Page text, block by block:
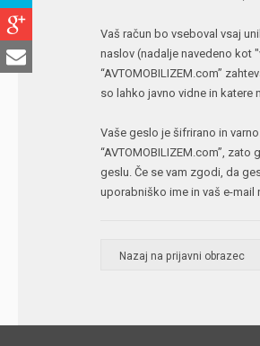
Vaš račun bo vseboval vsaj
naslov (nadalje navedeno kot
“AVTOMOBILIZEM.com”
so lahko javno vidne in
Vaše geslo je šifrirano in
“AVTOMOBILIZEM.com”,
geslu. Če se vam zgodi, da
uporabniško ime in vaš e-
Nazaj na prijavni obrazec